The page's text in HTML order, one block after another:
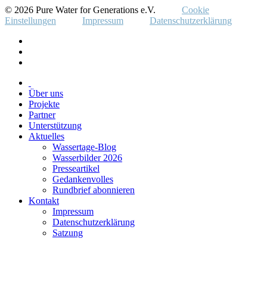
© 2026 Pure Water for Generations e.V.
Cookie
Einstellungen
Impressum Datenschutzerklärung
Über uns
Projekte
Partner
Unterstützung
Aktuelles
Wassertage-Blog
Wasserbilder 2026
Presseartikel
Gedankenvolles
Rundbrief abonnieren
Kontakt
Impressum
Datenschutzerklärung
Satzung